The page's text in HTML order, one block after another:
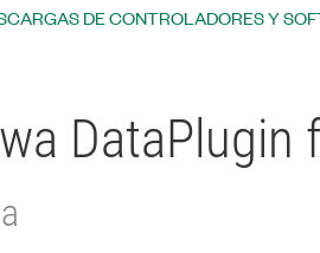
DE CONTROLADORES Y
DataPlugin